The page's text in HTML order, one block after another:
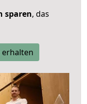
sparen, das
erhalten